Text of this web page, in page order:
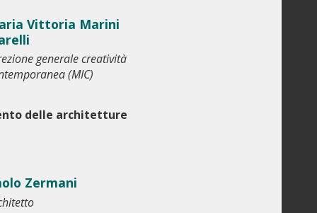
Vittoria Marini
generale creatività
(MIC)
delle architetture
Zermani